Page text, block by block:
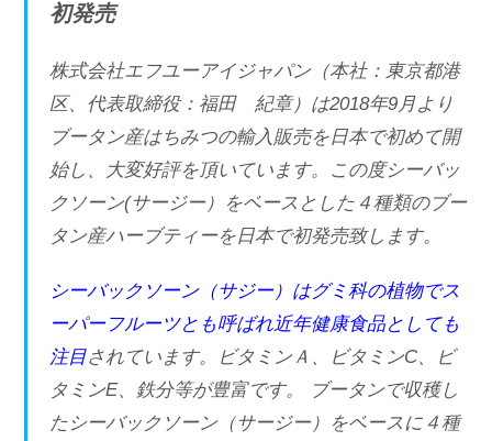
初発売
株式会社エフユーアイジャパン（本社：東京都港
区、代表取締役：福田 紀章）は2018年9月より
ブータン産はちみつの輸入販売を日本で初めて開
始し、大変好評を頂いています。この度シーバッ
クソーン(サージー）をベースとした４種類のブー
タン産ハーブティーを日本で初発売致します。
シーバックソーン（サジー）はグミ科の植物でス
ーパーフルーツとも呼ばれ近年健康食品としても
注目されています。ビタミンＡ、ビタミンC、ビ
タミンE、鉄分等が豊富です。 ブータンで収穫し
たシーバックソーン（サージー）をベースに４種